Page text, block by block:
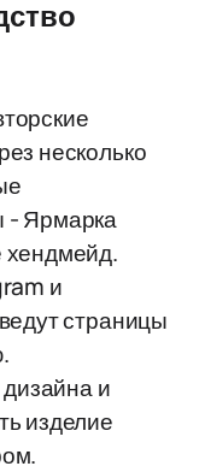
несколько
- Ярмарка
хендмейд.
и
страницы
и
изделие